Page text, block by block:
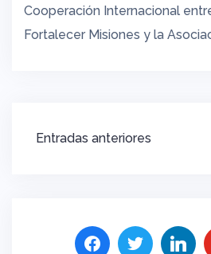
Cooperación Internacional
Fortalecer Misiones y la
Navegación
Entradas anteriores